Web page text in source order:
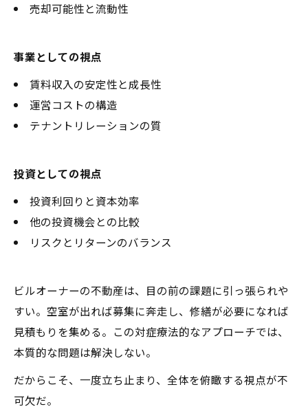
売却可能性と流動性
事業としての視点
賃料収入の安定性と成長性
運営コストの構造
テナントリレーションの質
投資としての視点
投資利回りと資本効率
他の投資機会との比較
リスクとリターンのバランス
ビルオーナーの不動産は、目の前の課題に引っ張られや
すい。空室が出れば募集に奔走し、修繕が必要になれば
見積もりを集める。この対症療法的なアプローチでは、
本質的な問題は解決しない。
だからこそ、一度立ち止まり、全体を俯瞰する視点が不
可欠だ。